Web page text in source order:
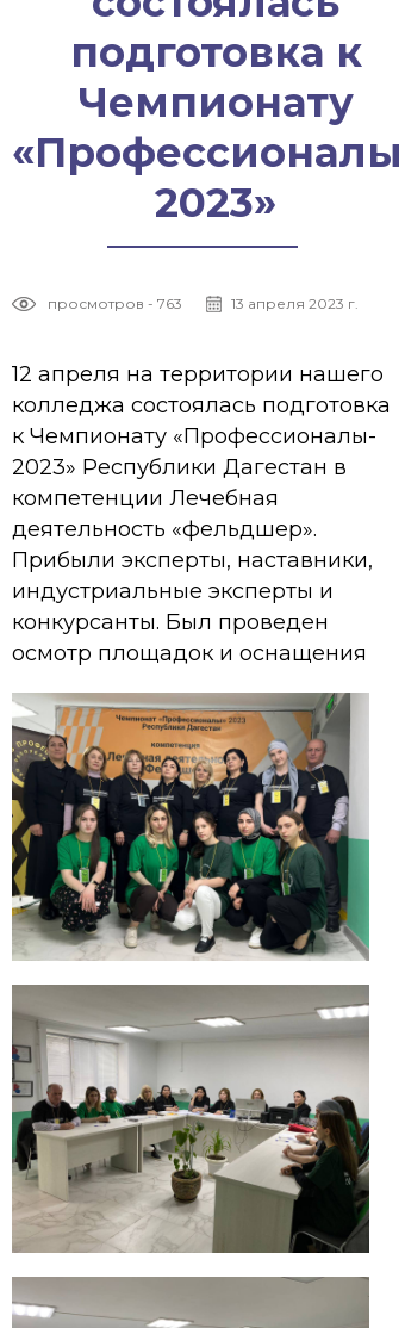
подготовка к
Чемпионату
«Профессионалы-
2023»
просмотров - 763 13 апреля 2023 г.
12 апреля на территории нашего
колледжа состоялась подготовка
к Чемпионату «Профессионалы-
2023» Республики Дагестан в
компетенции Лечебная
деятельность «фельдшер».
Прибыли эксперты, наставники,
индустриальные эксперты и
конкурсанты. Был проведен
осмотр площадок и оснащения